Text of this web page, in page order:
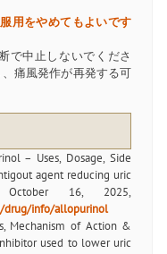
用をやめてもよいです
で中止しないでくださ
痛風発作が再発する可
– Uses, Dosage, Side
agent reducing uric
October 16, 2025,
drug/info/allopurinol
Mechanism of Action &
used to lower uric